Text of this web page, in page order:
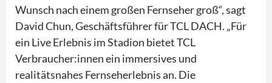
Wunsch nach einem großen Fernseher groß“, sagt
David Chun, Geschäftsführer für TCL DACH. „Für
ein Live Erlebnis im Stadion bietet TCL
Verbraucher:innen ein immersives und
realitätsnahes Fernseherlebnis an. Die